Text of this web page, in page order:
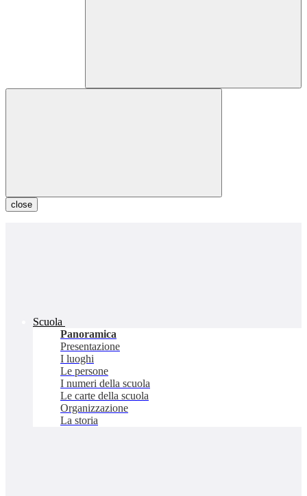
close
Scuola
Panoramica
Presentazione
I luoghi
Le persone
I numeri della scuola
Le carte della scuola
Organizzazione
La storia